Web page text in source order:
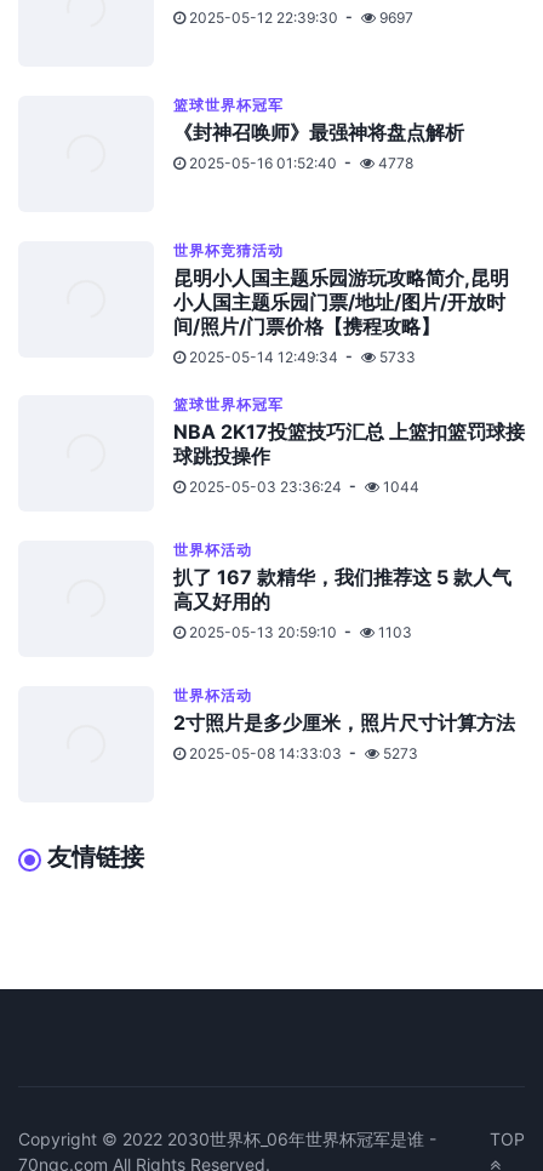
2025-05-12 22:39:30 9697
篮球世界杯冠军
《封神召唤师》最强神将盘点解析
2025-05-16 01:52:40 4778
世界杯竞猜活动
昆明小人国主题乐园游玩攻略简介,昆明
小人国主题乐园门票/地址/图片/开放时
间/照片/门票价格【携程攻略】
2025-05-14 12:49:34 5733
篮球世界杯冠军
NBA 2K17投篮技巧汇总 上篮扣篮罚球接
球跳投操作
2025-05-03 23:36:24 1044
世界杯活动
扒了 167 款精华，我们推荐这 5 款人气
高又好用的
2025-05-13 20:59:10 1103
世界杯活动
2寸照片是多少厘米，照片尺寸计算方法
2025-05-08 14:33:03 5273
友情链接
Copyright © 2022 2030世界杯_06年世界杯冠军是谁 -
70ngc.com All Rights Reserved.
TOP